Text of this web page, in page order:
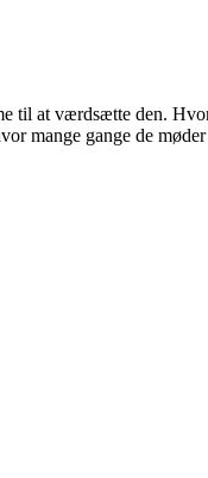
til at værdsætte den.
mange gange de